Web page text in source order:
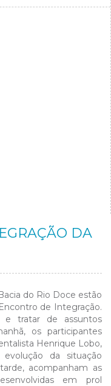
DA
do Rio Doce estão
de Integração.
e tratar de assuntos
os participantes
Henrique Lobo,
da situação
acompanham as
em prol